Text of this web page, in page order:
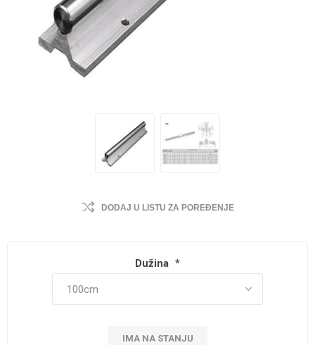
DODAJ U LISTU ZA POREĐENJE
Dužina *
IMA NA STANJU